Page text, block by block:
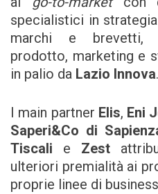
specialistici in
marchi e brevetti,
prodotto, marketing e
in palio da Lazio Innova.
I main partner Elis, Eni
Saperi&Co di
Tiscali e Zest
ulteriori premialità ai
proprie linee di